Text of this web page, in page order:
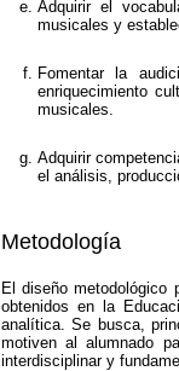
Adquirir el
musicales y
Fomentar la
enriquecimiento
musicales.
Adquirir
el análisis,
Metodología
El diseño metodológico
obtenidos en la
analítica. Se busca,
motiven al alumnado
interdisciplinar y